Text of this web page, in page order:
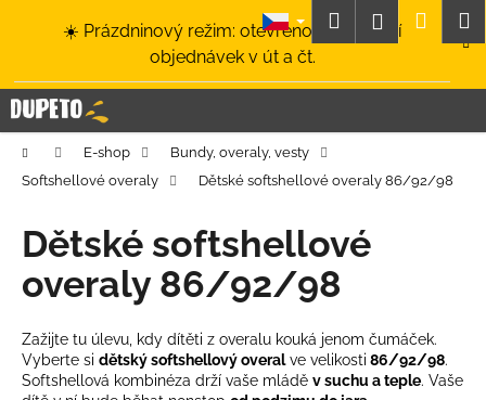
☀️ Prázdninový režim: otevřeno a odesílání
objednávek v út a čt.
HledatPřihlášení
Domů E-shop
Bundy, overaly, vesty
Softshellové overaly
Dětské softshellové overaly 86/92/98
Dětské softshellové
overaly 86/92/98
Zažijte tu úlevu, kdy dítěti z overalu kouká jenom čumáček.
Vyberte si dětský softshellový overal ve velikosti 86/92/98.
Softshellová kombinéza drží vaše mládě v suchu a teple. Vaše
í
k C
o
p
t
ř
e
u
j